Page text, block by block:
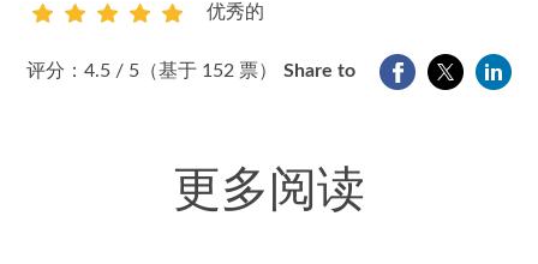
1 5
优秀的
评分：4.5 / 5（基于 152 票） Share to
更多阅读